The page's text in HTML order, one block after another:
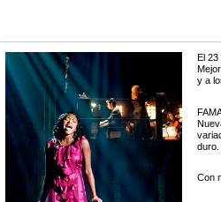
El 23
y a
duro.
Con